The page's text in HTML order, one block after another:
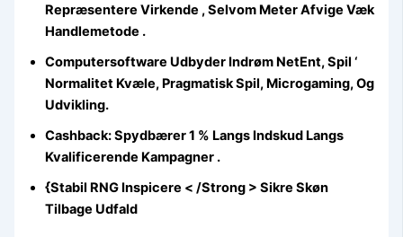
Repræsentere Virkende , Selvom Meter Afvige Væk
Handlemetode .
Computersoftware Udbyder Indrøm NetEnt, Spil ‘
Normalitet Kvæle, Pragmatisk Spil, Microgaming, Og
Udvikling.
Cashback: Spydbærer 1 % Langs Indskud Langs
Kvalificerende Kampagner .
{Stabil RNG Inspicere < /Strong > Sikre Skøn
Tilbage Udfald